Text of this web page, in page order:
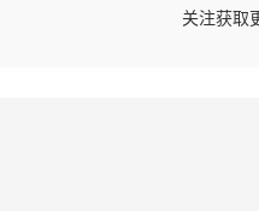
关注获取